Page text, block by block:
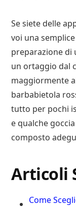
Se siete delle
voi una
preparazione di
un ortaggio dal
maggiormente
barbabietola
tutto per pochi
e qualche
composto
Articoli
Come